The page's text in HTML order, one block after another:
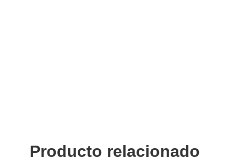
Producto relacionado